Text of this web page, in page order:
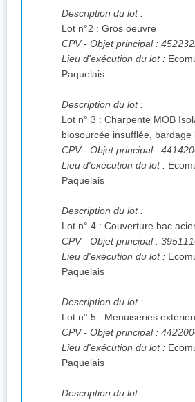
Description du lot :
Lot n°2 : Gros oeuvre
CPV- Objet principal :
Lieu d'exécution du lot :
Paquelais
Description du lot :
Lot n° 3 : Charpente MOB
biosourcée insufflée, bardage
CPV- Objet principal :
Lieu d'exécution du lot :
Paquelais
Description du lot :
Lot n° 4 : Couverture bac
CPV- Objet principal :
Lieu d'exécution du lot :
Paquelais
Description du lot :
Lot n° 5 : Menuiseries
CPV- Objet principal :
Lieu d'exécution du lot :
Paquelais
Description du lot :